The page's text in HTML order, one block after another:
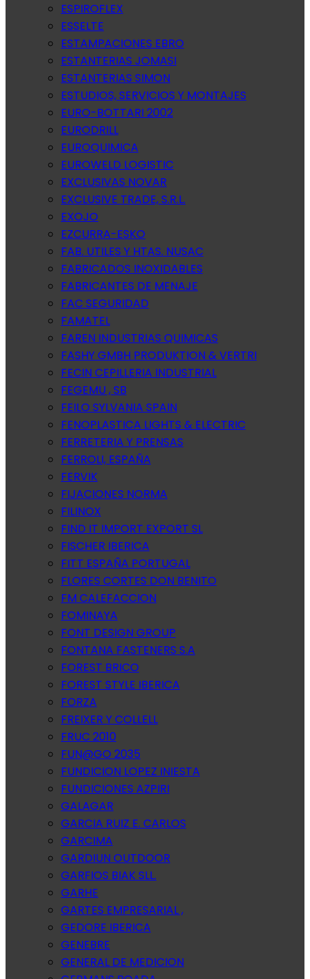
ESPIROFLEX
ESSELTE
ESTAMPACIONES EBRO
ESTANTERIAS JOMASI
ESTANTERIAS SIMON
ESTUDIOS, SERVICIOS Y MONTAJES
EURO-BOTTARI 2002
EURODRILL
EUROQUIMICA
EUROWELD LOGISTIC
EXCLUSIVAS NOVAR
EXCLUSIVE TRADE, S.R.L.
EXOJO
EZCURRA-ESKO
FAB. UTILES Y HTAS. NUSAC
FABRICADOS INOXIDABLES
FABRICANTES DE MENAJE
FAC SEGURIDAD
FAMATEL
FAREN INDUSTRIAS QUIMICAS
FASHY GMBH PRODUKTION & VERTRI
FECIN CEPILLERIA INDUSTRIAL
FEGEMU , SB
FEILO SYLVANIA SPAIN
FENOPLASTICA LIGHTS & ELECTRIC
FERRETERIA Y PRENSAS
FERROLI, ESPAÑA
FERVIK
FIJACIONES NORMA
FILINOX
FIND IT IMPORT EXPORT SL
FISCHER IBERICA
FITT ESPAÑA PORTUGAL
FLORES CORTES DON BENITO
FM CALEFACCION
FOMINAYA
FONT DESIGN GROUP
FONTANA FASTENERS S.A
FOREST BRICO
FOREST STYLE IBERICA
FORZA
FREIXER Y COLLELL
FRUC 2010
FUN@GO 2035
FUNDICION LOPEZ INIESTA
FUNDICIONES AZPIRI
GALAGAR
GARCIA RUIZ E. CARLOS
GARCIMA
GARDIUN OUTDOOR
GARFIOS BIAK SLL.
GARHE
GARTES EMPRESARIAL ,
GEDORE IBERICA
GENEBRE
GENERAL DE MEDICION